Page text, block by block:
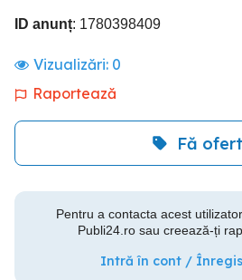
ID anunț: 1780398409
Vizualizări: 0
Raportează
Fă
Pentru a contacta acest
Publi24.ro sau creează-ți
Intră în cont /